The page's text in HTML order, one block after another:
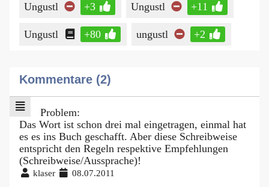
Ungustl +3 Ungustl +11
Ungustl +80 ungustl +2
Kommentare (2)
Problem:
Das Wort ist schon drei mal eingetragen, einmal hat
es es ins Buch geschafft. Aber diese Schreibweise
entspricht den Regeln respektive Empfehlungen
(Schreibweise/Aussprache)!
klaser 08.07.2011